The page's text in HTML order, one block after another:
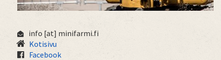
info [at] minifarmi.fi
Kotisivu
Facebook